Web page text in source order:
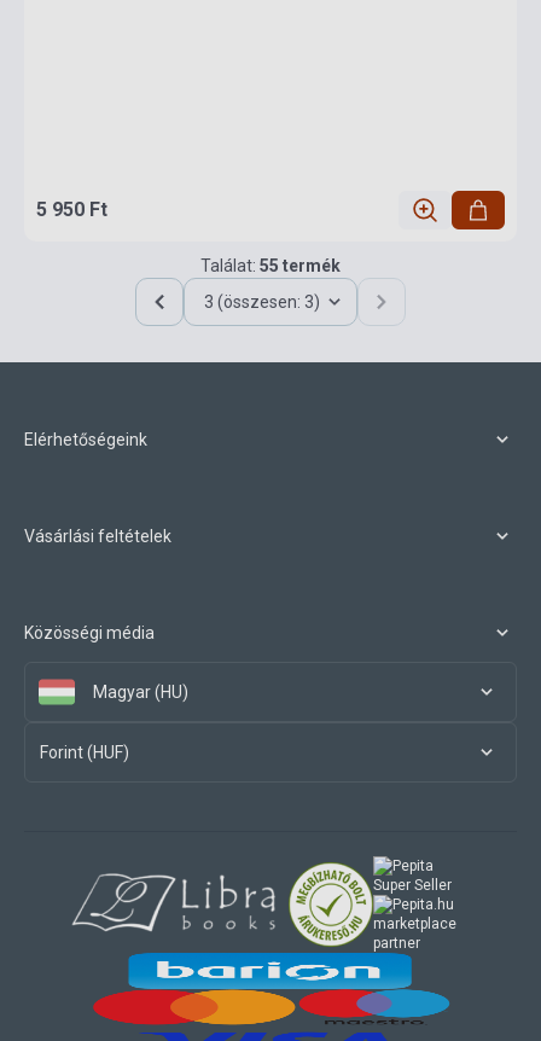
5 950 Ft
Találat: 55 termék
3 (összesen: 3)
Elérhetőségeink
Vásárlási feltételek
Közösségi média
Magyar (HU)
Forint (HUF)
marketplace
partner